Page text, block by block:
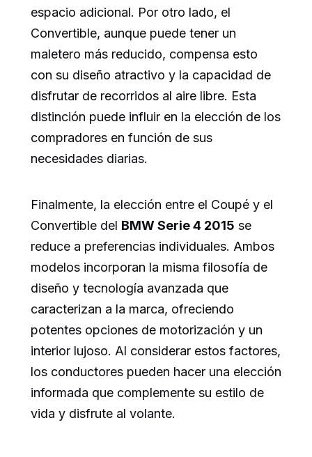
espacio adicional. Por otro lado, el
Convertible, aunque puede tener un
maletero más reducido, compensa esto
con su diseño atractivo y la capacidad de
disfrutar de recorridos al aire libre. Esta
distinción puede influir en la elección de los
compradores en función de sus
necesidades diarias.
Finalmente, la elección entre el Coupé y el
Convertible del BMW Serie 4 2015 se
reduce a preferencias individuales. Ambos
modelos incorporan la misma filosofía de
diseño y tecnología avanzada que
caracterizan a la marca, ofreciendo
potentes opciones de motorización y un
interior lujoso. Al considerar estos factores,
los conductores pueden hacer una elección
informada que complemente su estilo de
vida y disfrute al volante.